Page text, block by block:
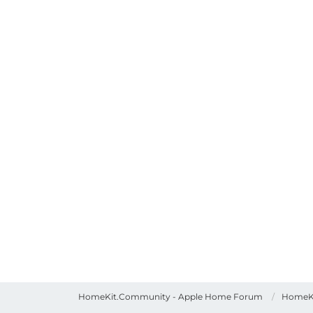
HomeKit.Community - Apple Home Forum